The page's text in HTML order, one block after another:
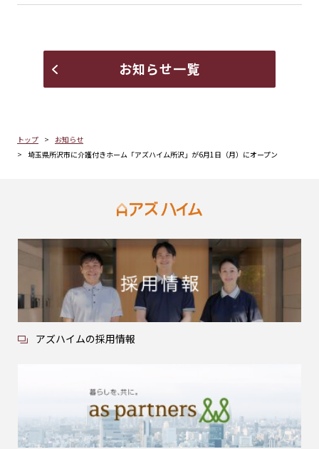
トップ
お知らせ
埼玉県所沢市に介護付きホーム「アズハイム所沢」が6月1日（月）にオープン
お知らせ一覧
アズハイムの採用情報